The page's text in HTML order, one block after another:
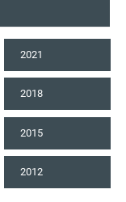
2021
2018
2015
2012